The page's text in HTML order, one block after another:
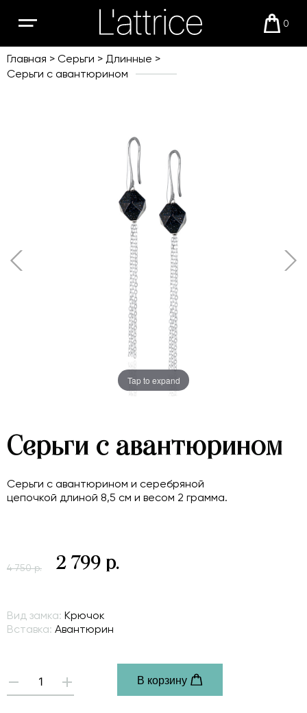
Открыть
0
Главная Серьги
Длинные
Серьги с авантюрином
Tap to expand
Серьги с авантюрином
Серьги с авантюрином и серебряной
цепочкой длиной 8,5 см и весом 2 грамма.
4 750 р. 2 799 р.
Вид замка: Крючок
Вставка: Авантюрин
- +
В корзину